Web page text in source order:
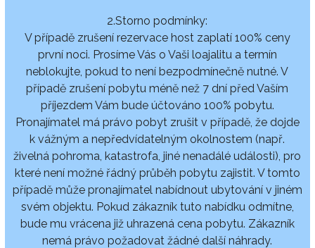
2.Storno podmínky:
V případě zrušení rezervace host zaplatí 100% ceny
první noci. Prosíme Vás o Vaši loajalitu a termín
neblokujte, pokud to není bezpodmínečně nutné. V
případě zrušení pobytu méně než 7 dní před Vaším
příjezdem Vám bude účtováno 100% pobytu.
Pronajímatel má právo pobyt zrušit v případě, že dojde
k vážným a nepředvídatelným okolnostem (např.
živelná pohroma, katastrofa, jiné nenadálé události), pro
které není možné řádný průběh pobytu zajistit. V tomto
případě může pronajímatel nabídnout ubytování v jiném
svém objektu. Pokud zákazník tuto nabídku odmítne,
bude mu vrácena již uhrazená cena pobytu. Zákazník
nemá právo požadovat žádné další náhrady.